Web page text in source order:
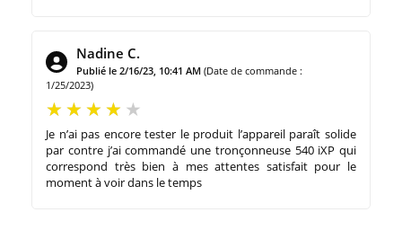
Nadine C.
Publié le 2/16/23, 10:41 AM (Date de commande :
1/25/2023)
Je n’ai pas encore tester le produit l’appareil paraît solide
par contre j’ai commandé une tronçonneuse 540 iXP qui
correspond très bien à mes attentes satisfait pour le
moment à voir dans le temps